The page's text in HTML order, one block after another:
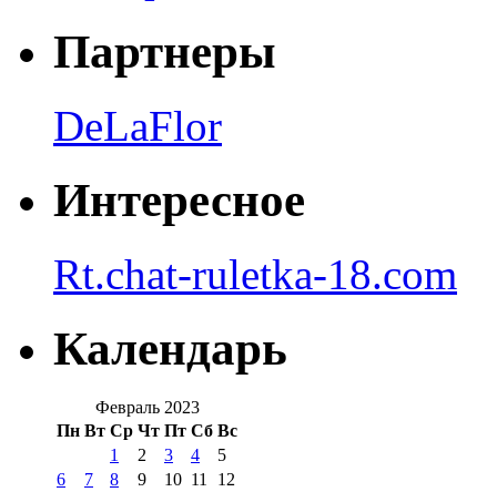
Партнеры
DeLaFlor
Интересное
Rt.chat-ruletka-18.com
Календарь
Февраль 2023
Пн Вт Ср Чт Пт Сб Вс
1 2 3 4
5
6
7 8 9 10 11
12